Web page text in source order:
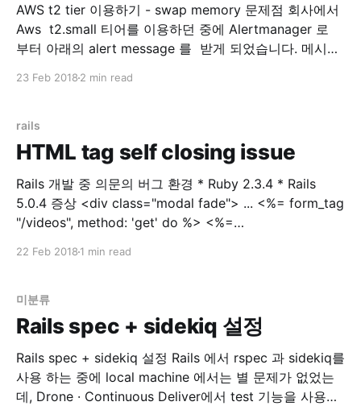
AWS t2 tier 이용하기 - swap memory 문제점 회사에서
Aws t2.small 티어를 이용하던 중에 Alertmanager 로
부터 아래의 alert message 를 받게 되었습니다. 메시지
23 Feb 2018 2 min read
rails
HTML tag self closing issue
Rails 개발 중 의문의 버그 환경 * Ruby 2.3.4 * Rails
5.0.4 증상 <div class="modal fade"> ... <%= form_tag
"/videos", method: 'get' do %> <%=
22 Feb 2018 1 min read
미분류
Rails spec + sidekiq 설정
Rails spec + sidekiq 설정 Rails 에서 rspec 과 sidekiq를
사용 하는 중에 local machine 에서는 별 문제가 없었는
데, Drone · Continuous Deliver에서 test 기능을 사용하